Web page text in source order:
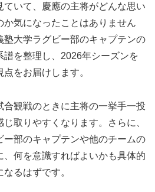
いて、慶應の主将がどんな思い
か気になったことはありません
塾大学ラグビー部のキャプテンの
を整理し、2026年シーズンを
をお届けします。
観戦のときに主将の一挙手一投
取りやすくなります。さらに、
ー部のキャプテンや他のチームの
、何を意識すればよいかも具体的
るはずです。